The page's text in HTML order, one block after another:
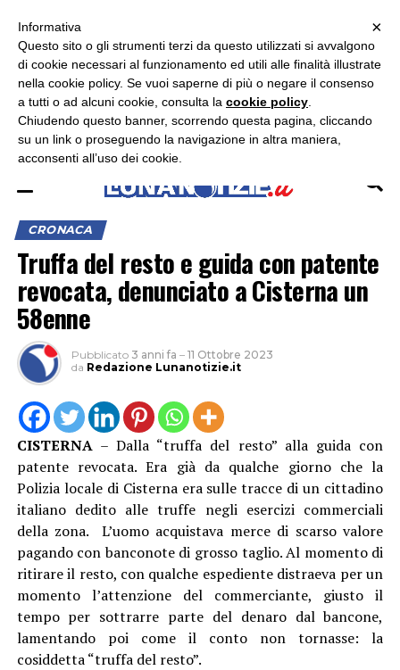
ASCOLTA RADIO LUNA
CRONACA
Truffa del resto e guida con patente
revocata, denunciato a Cisterna un
58enne
Pubblicato 3 anni fa – 11 Ottobre 2023
da Redazione Lunanotizie.it
CISTERNA– Dalla “truffa del resto” alla guida con
patente revocata. Era già da qualche giorno che la
Polizia locale di Cisterna era sulle tracce di un cittadino
italiano dedito alle truffe negli esercizi commerciali
della zona. L’uomo acquistava merce di scarso valore
pagando con banconote di grosso taglio. Al momento di
ritirare il resto, con qualche espediente distraeva per un
momento l’attenzione del commerciante, giusto il
tempo per sottrarre parte del denaro dal bancone,
lamentando poi come il conto non tornasse: la
cosiddetta “truffa del resto”.
×
×
Informativa
Questo sito o gli strumenti terzi da questo utilizzati si avvalgono
di cookie necessari al funzionamento ed utili alle finalità illustrate
nella cookie policy. Se vuoi saperne di più o negare il consenso
a tutti o ad alcuni cookie, consulta la cookie policy
Chiudendo questo banner, scorrendo questa pagina, cliccando
su un link o proseguendo la navigazione in altra maniera,
acconsenti all’uso dei cookie.